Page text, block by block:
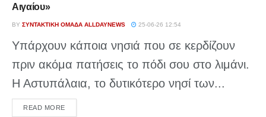
Αιγαίου»
BY ΣΥΝΤΑΚΤΙΚΉ ΟΜΆΔΑ ALLDAYNEWS 25-06-26 12:54
Υπάρχουν κάποια νησιά που σε κερδίζουν
πριν ακόμα πατήσεις το πόδι σου στο λιμάνι.
Η Αστυπάλαια, το δυτικότερο νησί των...
READ MOREDETAILS